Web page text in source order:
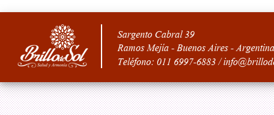
Sargento Cabral 39
Ramos Mejía - Buenos Aires - Argentina
Teléfono: 011 6997-6883 /